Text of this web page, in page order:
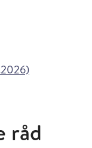
i
råd